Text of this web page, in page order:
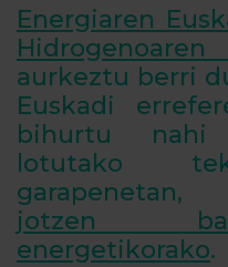
Energiaren
aurkeztu berri
Euskadi
bihurtu nahi
lotutako
jotzen
energetikorako.